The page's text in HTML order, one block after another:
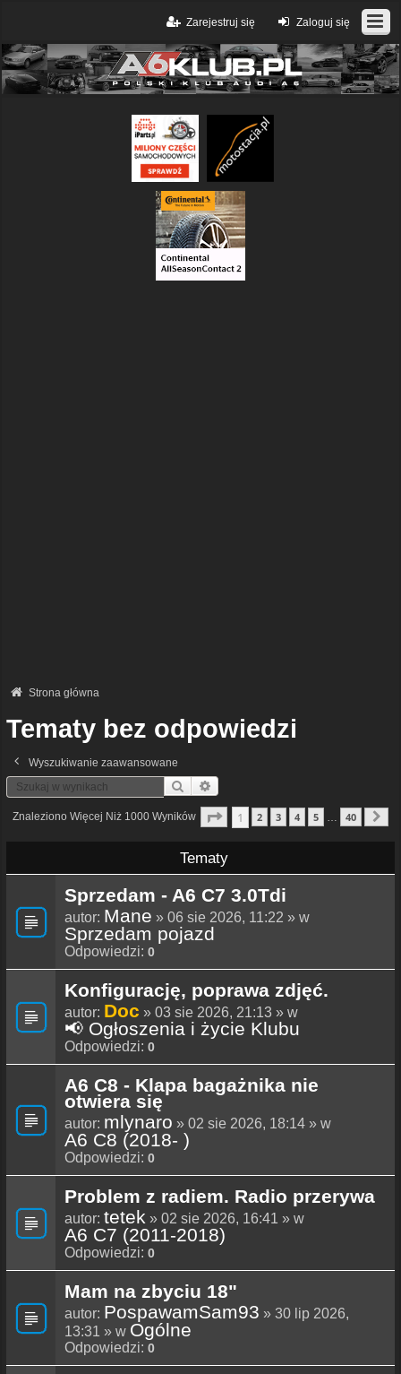
Zaloguj się
Zarejestruj się
Strona główna
Tematy bez odpowiedzi
Wyszukiwanie zaawansowane
Szukaj
Znaleziono Więcej Niż 1000 Wyników Strona1 40
1 2 3 4 5 40
Tematy
Sprzedam - A6 C7 3.0Tdi
autor: Mane » 06 sie 2026, 11:22 » w
Sprzedam pojazd
Odpowiedzi: 0
Konfigurację, poprawa zdjęć.
autor: Doc » 03 sie 2026, 21:13 » w
📢 Ogłoszenia i życie Klubu
Odpowiedzi: 0
A6 C8 - Klapa bagażnika nie
otwiera się
autor: mlynaro » 02 sie 2026, 18:14 » w
A6 C8 (2018- )
Odpowiedzi: 0
Problem z radiem. Radio przerywa
autor: tetek » 02 sie 2026, 16:41 » w
A6 C7 (2011-2018)
Odpowiedzi: 0
Mam na zbyciu 18"
autor: PospawamSam93 » 30 lip 2026,
13:31 » w Ogólne
Odpowiedzi: 0